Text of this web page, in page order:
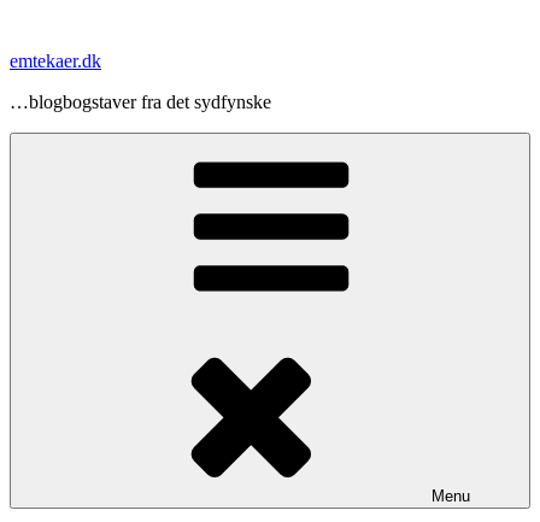
indhold
emtekaer.dk
…blogbogstaver fra det sydfynske
Menu